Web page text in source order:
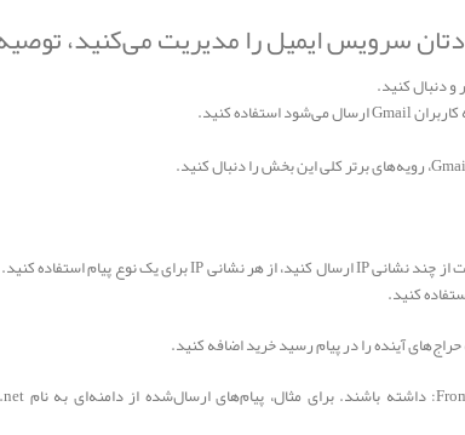
سرویس ایمیل را مدیریت می‌کنید،
آینده را در پیام رسید خرید اضافه کنید.